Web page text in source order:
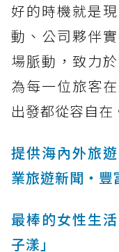
好的時機就是
動、公司夥伴
場脈動，致力
為每一位旅客
出發都從容自在
提供海內外旅
業旅遊新聞‧豐
最棒的女性生
子漾」